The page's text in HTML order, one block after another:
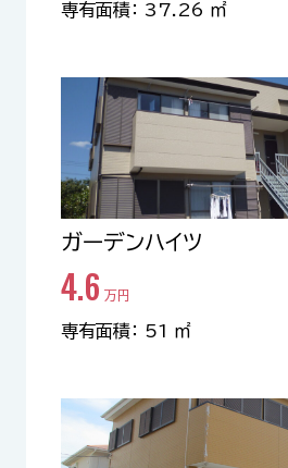
専有面積： 37.26 ㎡
ガーデンハイツ
4.6 万円
専有面積： 51 ㎡